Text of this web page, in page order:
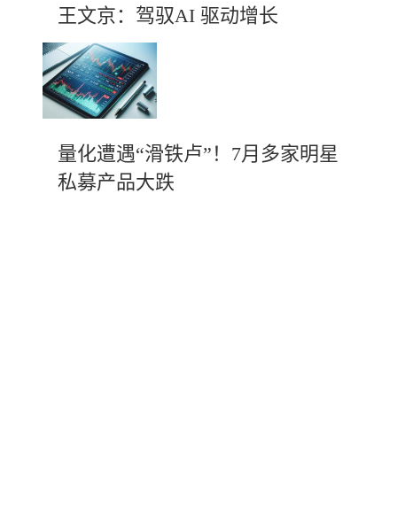
王文京：驾驭AI 驱动增长
量化遭遇“滑铁卢”！7月多家明星
私募产品大跌